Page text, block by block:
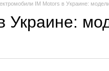
IM Motors в Украине:
Украине: